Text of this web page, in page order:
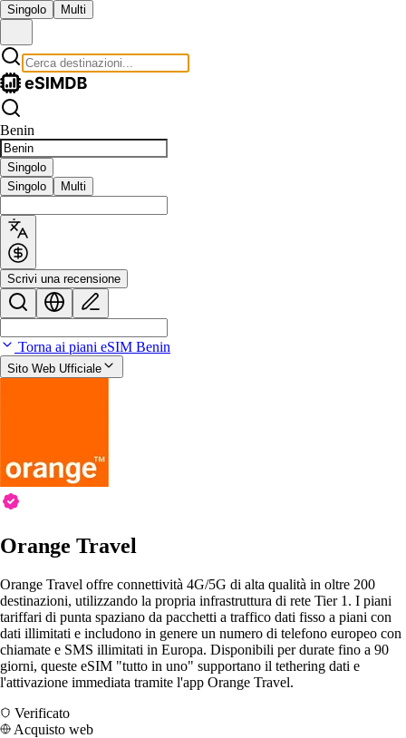
Singolo Multi
Benin
Singolo
Singolo
Multi
Scrivi una recensione
Torna ai piani eSIM Benin
Sito Web Ufficiale
Orange Travel
Orange Travel offre connettività 4G/5G di alta qualità in oltre 200
destinazioni, utilizzando la propria infrastruttura di rete Tier 1. I piani
tariffari di punta spaziano da pacchetti a traffico dati fisso a piani con
dati illimitati e includono in genere un numero di telefono europeo con
chiamate e SMS illimitati in Europa. Disponibili per durate fino a 90
giorni, queste eSIM "tutto in uno" supportano il tethering dati e
l'attivazione immediata tramite l'app Orange Travel.
Verificato
Acquisto web